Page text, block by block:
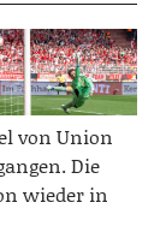
von Union
Die
wieder in